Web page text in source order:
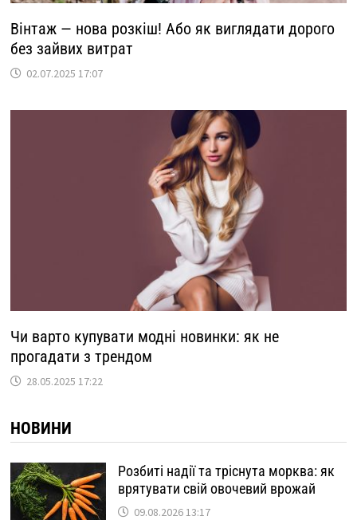
Вінтаж — нова розкіш! Або як виглядати дорого
без зайвих витрат
02.07.2025 17:07
Чи варто купувати модні новинки: як не
прогадати з трендом
28.05.2025 17:22
НОВИНИ
Розбиті надії та тріснута морква: як
врятувати свій овочевий врожай
09.08.2026 13:17